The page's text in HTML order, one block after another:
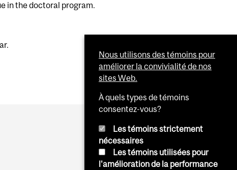
in the doctoral program.
Nous utilisons des témoins pour
améliorer la convivialité de nos
sites Web.
À quels types de témoins
consentez-vous?
Les témoins strictement
nécessaires
Les témoins utilisées pour
l'amélioration de la performance